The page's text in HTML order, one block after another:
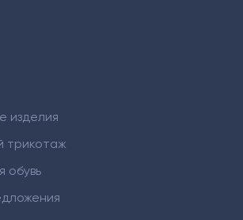
изделия
трикотаж
обувь